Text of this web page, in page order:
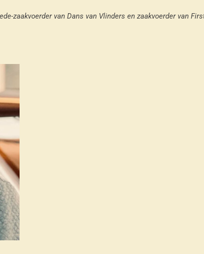
zaakvoerder van Dans van Vlinders en zaakvoerder van